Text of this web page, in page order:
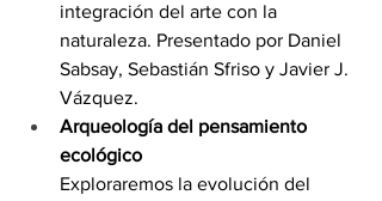
integración del arte con la
naturaleza. Presentado por Daniel
Sabsay, Sebastián Sfriso y Javier J.
Vázquez.
Arqueología del pensamiento
ecológico
Exploraremos la evolución del